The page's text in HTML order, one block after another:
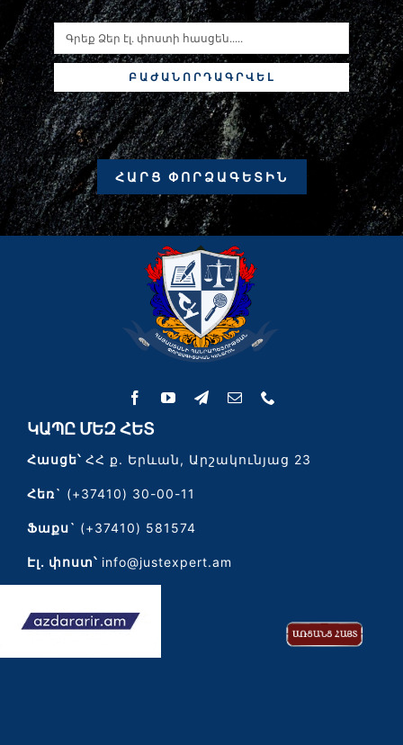
ԲԱԺԱՆՈՐԴԱԳՐՎԵԼ
ՀԱՐՑ ՓՈՐՁԱԳԵՏԻՆ
ԿԱՊԸ ՄԵԶ ՀԵՏ
Հասցե՝ՀՀ ք. Երևան, Արշակունյաց 23
Հեռ` (+37410) 30-00-11
Ֆաքս` (+37410) 581574
Էլ․ փոստ՝ info@justexpert.am